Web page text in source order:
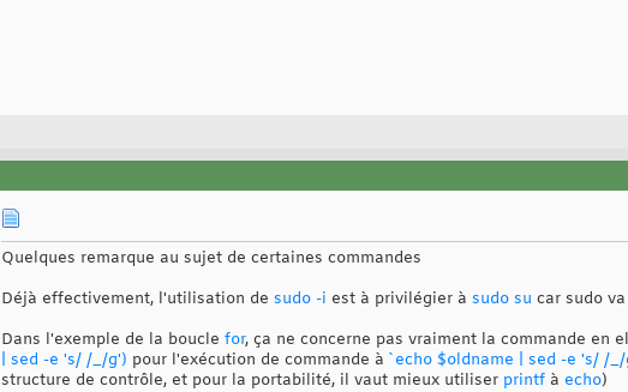
Quelques remarque au sujet de certaines commandes
Déjà effectivement, l'utilisation de sudo -i est à privilégier à sudo su car sudo
Dans l'exemple de la boucle for, ça ne concerne pas vraiment la commande en
| sed -e 's/ /_/g') pour l'exécution de commande à `echo $oldname | sed -e 's/ /_/
structure de contrôle, et pour la portabilité, il vaut mieux utiliser printf à echo)